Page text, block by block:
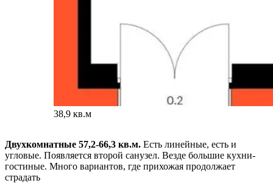
38,9 кв.м
Двухкомнатные 57,2-66,3 кв.м. Есть линейные, есть и
угловые. Появляется второй санузел. Везде большие кухни-
гостиные. Много вариантов, где прихожая продолжает
страдать